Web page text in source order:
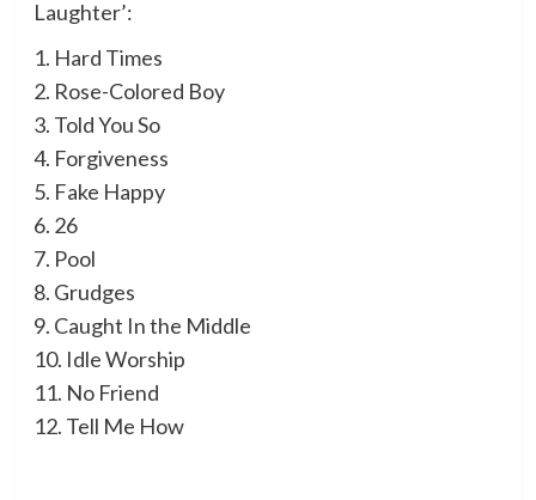
Laughter’:
1. Hard Times
2. Rose-Colored Boy
3. Told You So
4. Forgiveness
5. Fake Happy
6. 26
7. Pool
8. Grudges
9. Caught In the Middle
10. Idle Worship
11. No Friend
12. Tell Me How